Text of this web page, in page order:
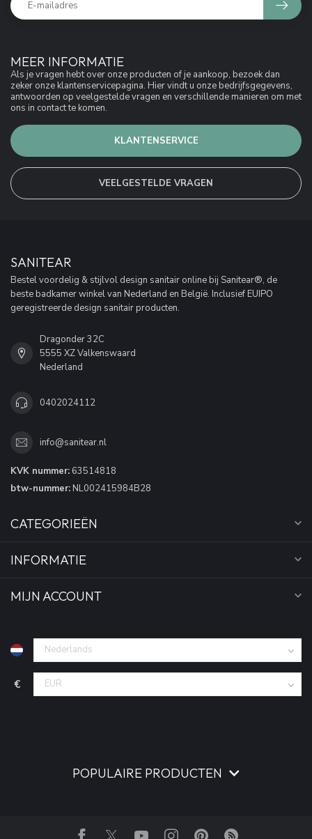
MEER INFORMATIE
Als je vragen hebt over onze producten of je aankoop, bezoek dan
zeker onze klantenservicepagina. Hier vindt u onze bedrijfsgegevens,
antwoorden op veelgestelde vragen en verschillende manieren om met
ons in contact te komen.
KLANTENSERVICE
VEELGESTELDE VRAGEN
SANITEAR
Bestel voordelig & stijlvol design sanitair online bij Sanitear®, de
beste badkamer winkel van Nederland en België. Inclusief EUIPO
geregistreerde design sanitair producten.
Dragonder 32C
5555 XZ Valkenswaard
Nederland
0402024112
info@sanitear.nl
KVK nummer: 63514818
btw-nummer: NL002415984B28
CATEGORIEËN
INFORMATIE
MIJN ACCOUNT
€
POPULAIRE PRODUCTEN